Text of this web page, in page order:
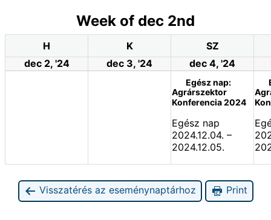
Week of dec 2nd
H K
SZ
dec 2, '24
dec 3, '24 dec 4, '24
Egész nap:
Agrárszektor
Konferencia 2024
Egész nap
2024.12.04. –
2024.12.05.
Visszatérés az eseménynaptárhoz Print